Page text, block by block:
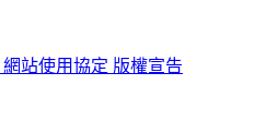
網站使用協定 版權宣告